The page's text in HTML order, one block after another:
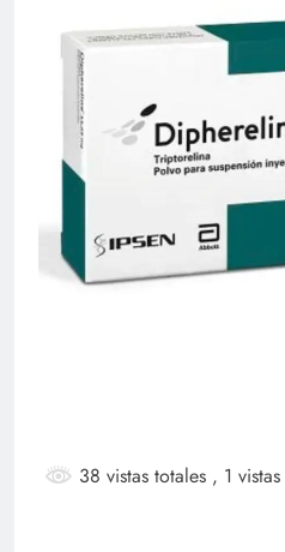
38 vistas totales , 1